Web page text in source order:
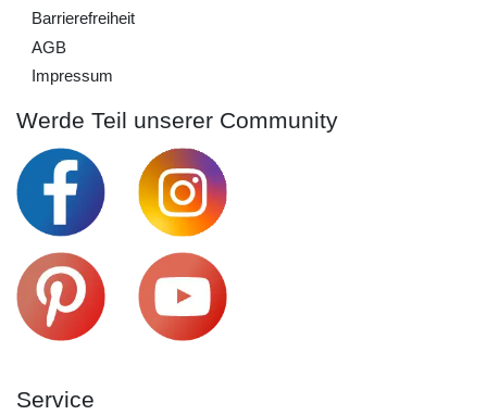
Barrierefreiheit
AGB
Impressum
Werde Teil unserer Community
Service